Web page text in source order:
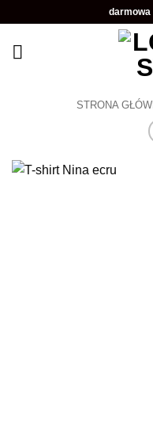
zawartości
darmowa
STRONA